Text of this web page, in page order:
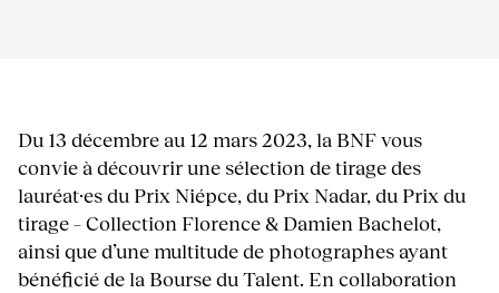
Du 13 décembre au 12 mars 2023, la BNF vous
convie à découvrir une sélection de tirage des
lauréat·es du Prix Niépce, du Prix Nadar, du Prix du
tirage – Collection Florence & Damien Bachelot,
ainsi que d’une multitude de photographes ayant
bénéficié de la Bourse du Talent. En collaboration